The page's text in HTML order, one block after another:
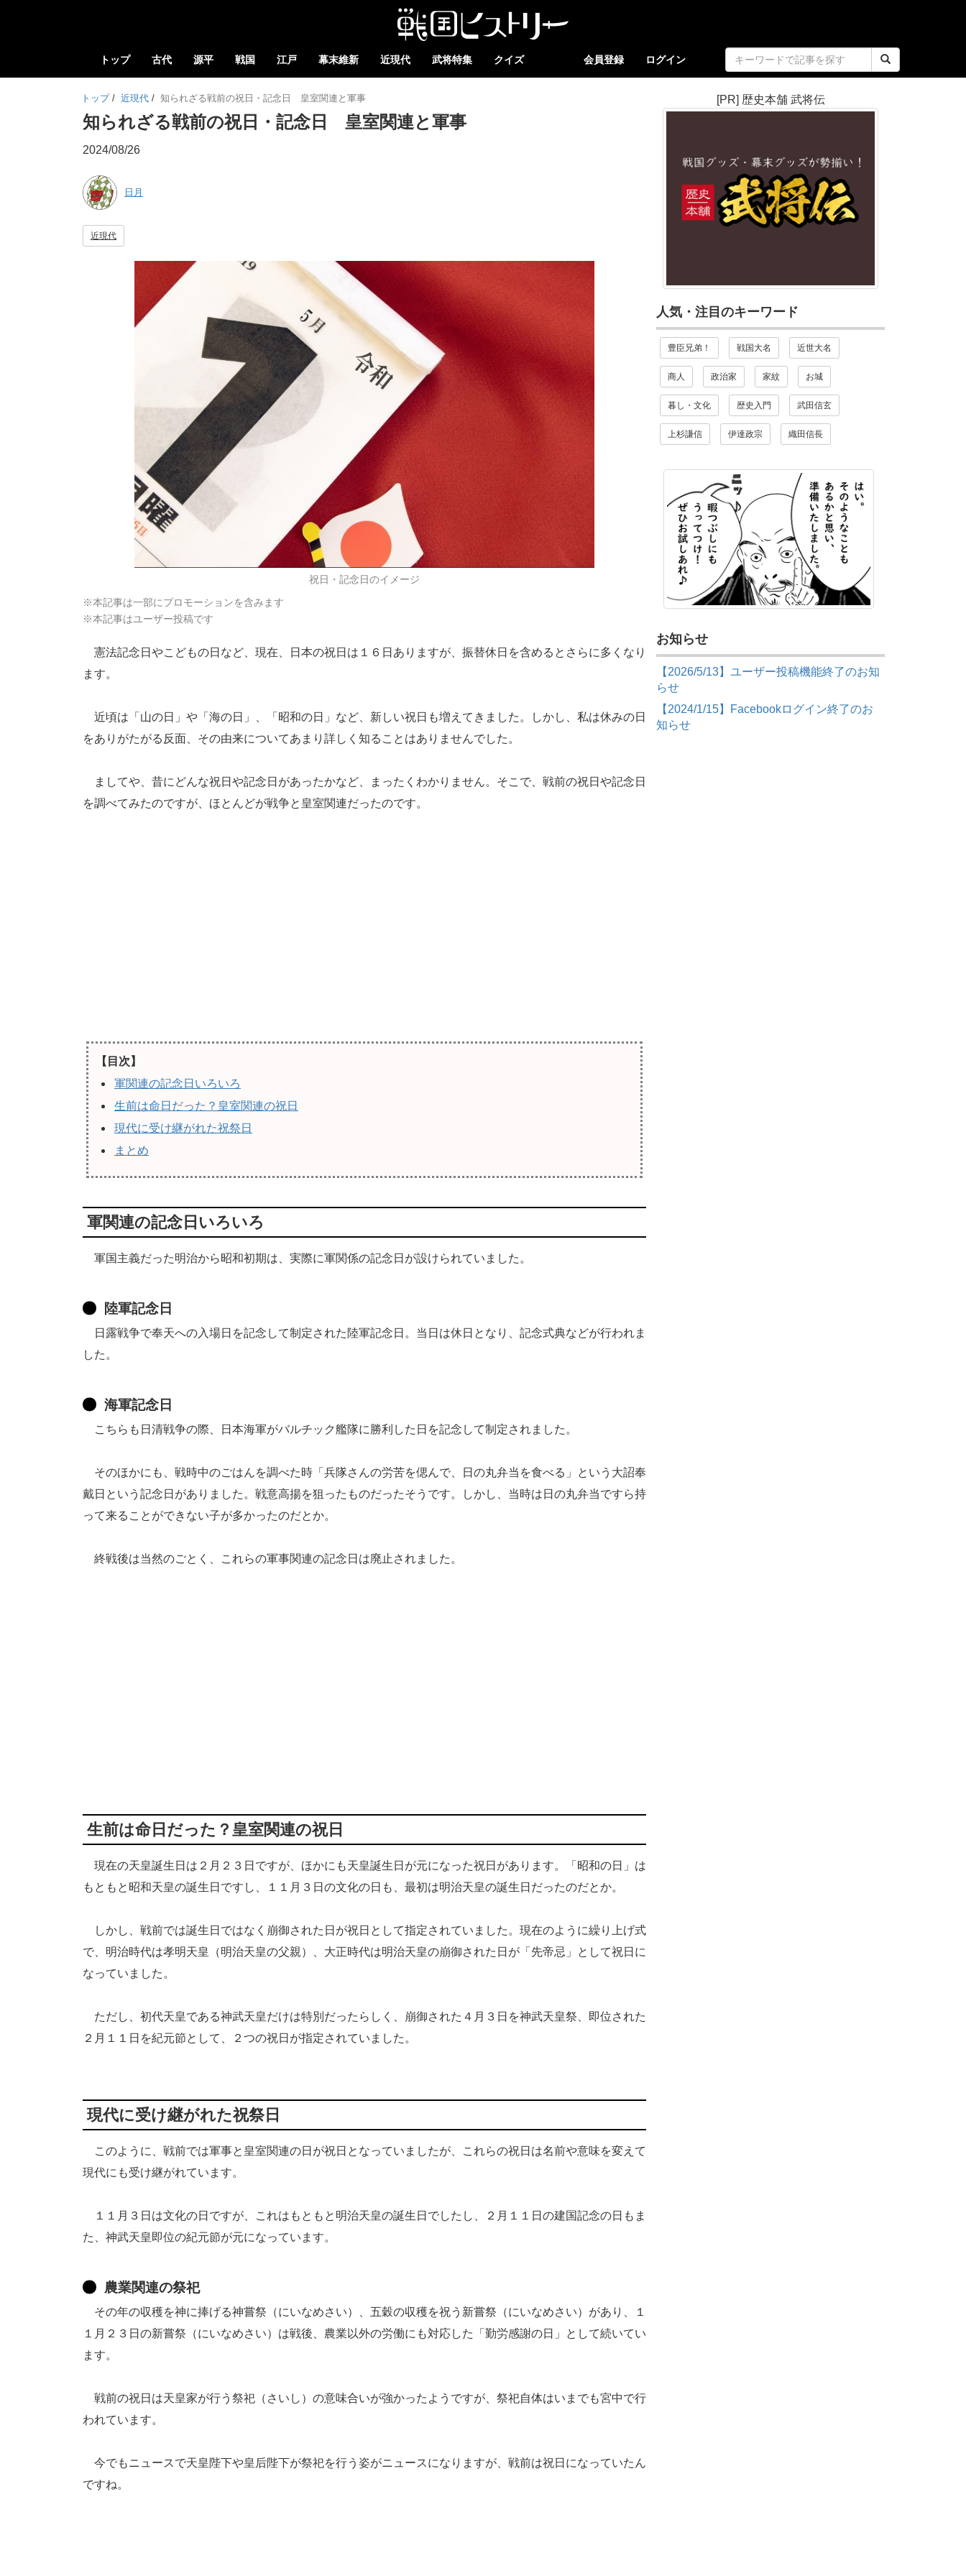
トップ 古代 源平 戦国 江戸 幕末維新 近現代 武将特集 クイズ 会員登録 ログイン
トップ / 近現代 / 知られざる戦前の祝日・記念日 皇室関連と軍事
知られざる戦前の祝日・記念日 皇室関連と軍事
2024/08/26
日月
近現代
祝日・記念日のイメージ
※本記事は一部にプロモーションを含みます
※本記事はユーザー投稿です
憲法記念日やこどもの日など、現在、日本の祝日は１６日ありますが、振替休日を含めるとさらに多くなり
ます。
近頃は「山の日」や「海の日」、「昭和の日」など、新しい祝日も増えてきました。しかし、私は休みの日
をありがたがる反面、その由来についてあまり詳しく知ることはありませんでした。
ましてや、昔にどんな祝日や記念日があったかなど、まったくわかりません。そこで、戦前の祝日や記念日
を調べてみたのですが、ほとんどが戦争と皇室関連だったのです。
【目次】
軍関連の記念日いろいろ
生前は命日だった？皇室関連の祝日
現代に受け継がれた祝祭日
まとめ
軍関連の記念日いろいろ
軍国主義だった明治から昭和初期は、実際に軍関係の記念日が設けられていました。
陸軍記念日
日露戦争で奉天への入場日を記念して制定された陸軍記念日。当日は休日となり、記念式典などが行われま
した。
海軍記念日
こちらも日清戦争の際、日本海軍がバルチック艦隊に勝利した日を記念して制定されました。
そのほかにも、戦時中のごはんを調べた時「兵隊さんの労苦を偲んで、日の丸弁当を食べる」という大詔奉
戴日という記念日がありました。戦意高揚を狙ったものだったそうです。しかし、当時は日の丸弁当ですら持
って来ることができない子が多かったのだとか。
終戦後は当然のごとく、これらの軍事関連の記念日は廃止されました。
生前は命日だった？皇室関連の祝日
現在の天皇誕生日は２月２３日ですが、ほかにも天皇誕生日が元になった祝日があります。「昭和の日」は
もともと昭和天皇の誕生日ですし、１１月３日の文化の日も、最初は明治天皇の誕生日だったのだとか。
しかし、戦前では誕生日ではなく崩御された日が祝日として指定されていました。現在のように繰り上げ式
で、明治時代は孝明天皇（明治天皇の父親）、大正時代は明治天皇の崩御された日が「先帝忌」として祝日に
なっていました。
ただし、初代天皇である神武天皇だけは特別だったらしく、崩御された４月３日を神武天皇祭、即位された
２月１１日を紀元節として、２つの祝日が指定されていました。
現代に受け継がれた祝祭日
このように、戦前では軍事と皇室関連の日が祝日となっていましたが、これらの祝日は名前や意味を変えて
現代にも受け継がれています。
１１月３日は文化の日ですが、これはもともと明治天皇の誕生日でしたし、２月１１日の建国記念の日もま
た、神武天皇即位の紀元節が元になっています。
農業関連の祭祀
その年の収穫を神に捧げる神嘗祭（にいなめさい）、五穀の収穫を祝う新嘗祭（にいなめさい）があり、１
１月２３日の新嘗祭（にいなめさい）は戦後、農業以外の労働にも対応した「勤労感謝の日」として続いてい
ます。
戦前の祝日は天皇家が行う祭祀（さいし）の意味合いが強かったようですが、祭祀自体はいまでも宮中で行
われています。
今でもニュースで天皇陛下や皇后陛下が祭祀を行う姿がニュースになりますが、戦前は祝日になっていたん
ですね。
[PR] 歴史本舗 武将伝
人気・注目のキーワード
豊臣兄弟！ 戦国大名 近世大名
商人 政治家 家紋 お城
暮し・文化 歴史入門 武田信玄
上杉謙信 伊達政宗 織田信長
お知らせ
【2026/5/13】ユーザー投稿機能終了のお知
らせ
【2024/1/15】Facebookログイン終了のお
知らせ